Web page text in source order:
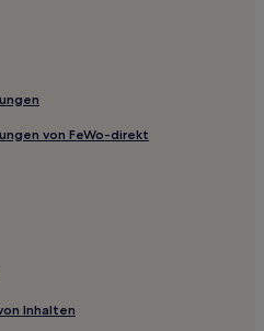
von FeWo-direkt
Inhalten